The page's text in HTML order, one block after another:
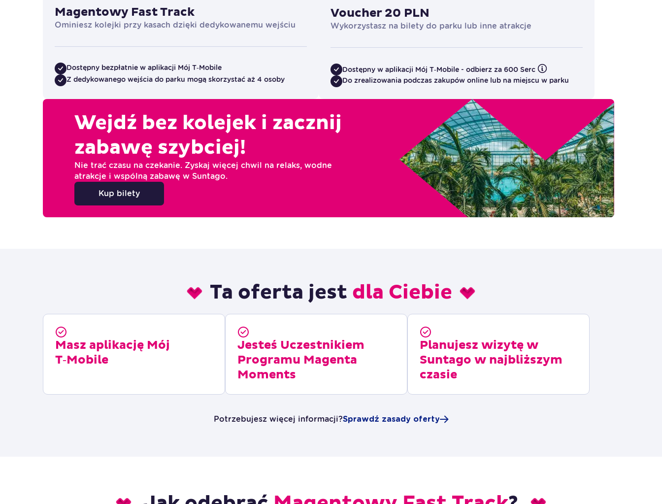
Magentowy Fast Track
Ominiesz kolejki przy kasach dzięki dedykowanemu wejściu
Dostępny bezpłatnie w aplikacji Mój T‑Mobile
Z dedykowanego wejścia do parku mogą skorzystać aż 4 osoby
Voucher 20 PLN
Wykorzystasz na bilety do parku lub inne atrakcje
Dostępny w aplikacji Mój T‑Mobile - odbierz za 600 Serc
Do zrealizowania podczas zakupów online lub na miejscu w parku
Wejdź bez kolejek i zacznij
zabawę szybciej!
Nie trać czasu na czekanie. Zyskaj więcej chwil na relaks, wodne
atrakcje i wspólną zabawę w Suntago.
Kup bilety
Ta oferta jest dla Ciebie
Masz aplikację Mój
T‑Mobile
Jesteś Uczestnikiem
Programu Magenta
Moments
Planujesz wizytę w
Suntago w najbliższym
czasie
Potrzebujesz więcej informacji?Sprawdź zasady oferty